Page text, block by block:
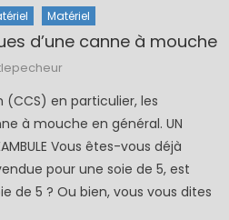
Matériel
d’une canne à mouche
en particulier, les
à mouche en général. UN
Vous êtes-vous déjà
pour une soie de 5, est
de 5 ? Ou bien, vous vous dites